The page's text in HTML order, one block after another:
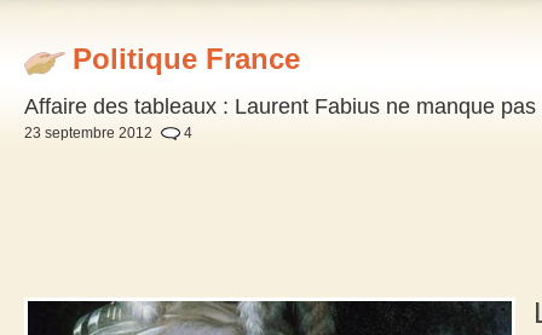
Politique France
Affaire des tableaux : Laurent Fabius ne manque pas
23 septembre 2012 4